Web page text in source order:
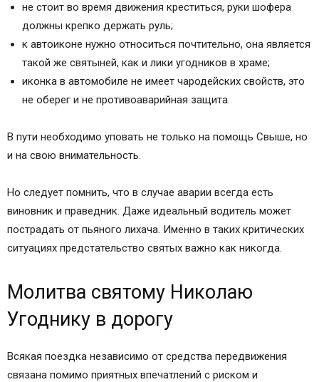
не стоит во время движения креститься, руки шофера
должны крепко держать руль;
к автоиконе нужно относиться почтительно, она является
такой же святыней, как и лики угодников в храме;
иконка в автомобиле не имеет чародейских свойств, это
не оберег и не противоаварийная защита.
В пути необходимо уповать не только на помощь Свыше, но
и на свою внимательность.
Но следует помнить, что в случае аварии всегда есть
виновник и праведник. Даже идеальный водитель может
пострадать от пьяного лихача. Именно в таких критических
ситуациях предстательство святых важно как никогда.
Молитва святому Николаю
Угоднику в дорогу
Всякая поездка независимо от средства передвижения
связана помимо приятных впечатлений с риском и